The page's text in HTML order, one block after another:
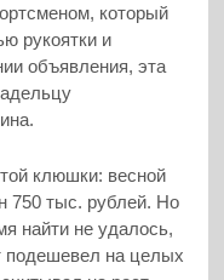
который
рукоятки и
объявления, эта
клюшки: весной
750 тыс. рублей. Но
найти не удалось,
подешевел на целых